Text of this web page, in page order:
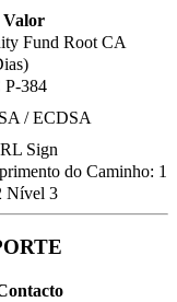
Valor
Fund Root CA
P-384
/ ECDSA
Sign
do Caminho: 1
Nível 3